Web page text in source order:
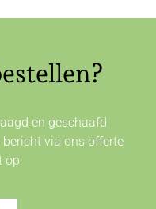
en geschaafd
via ons offerte
op.